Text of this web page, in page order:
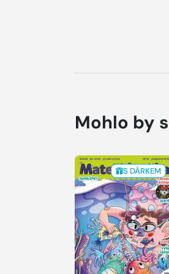
Mohlo by
S DÁRKEM